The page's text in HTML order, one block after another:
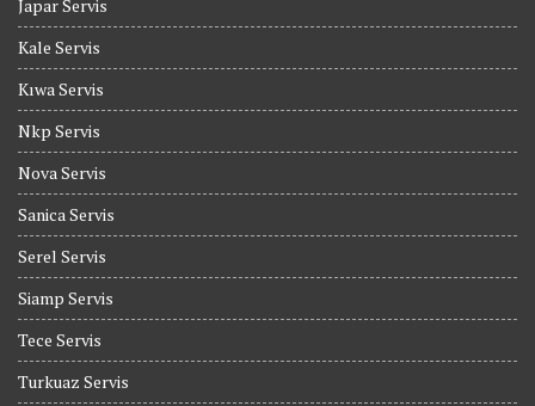
Japar Servis
Kale Servis
Kıwa Servis
Nkp Servis
Nova Servis
Sanica Servis
Serel Servis
Siamp Servis
Tece Servis
Turkuaz Servis